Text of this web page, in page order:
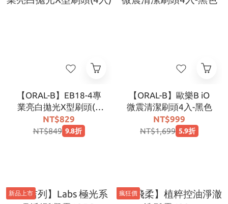
【ORAL-B】EB18-4專
業亮白拋光X型刷頭(4
入)
NT$829
NT$849 9.8折
【ORAL-B】歐樂B iO
微震清潔刷頭4入-黑色
NT$999
NT$1,699 5.9折
新品上市 瘋狂價